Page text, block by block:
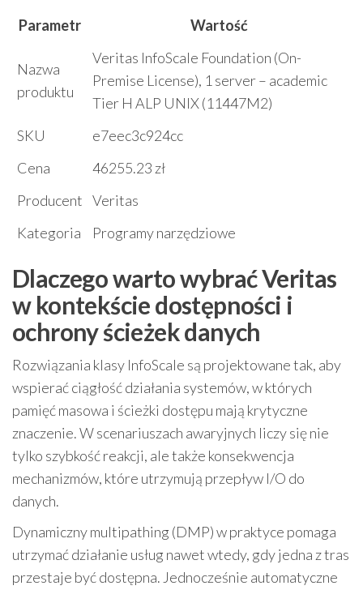
Parametr
Wartość
Nazwa
produktu
Veritas InfoScale Foundation (On-
Premise License), 1 server – academic
Tier H ALP UNIX (11447M2)
SKU
e7eec3c924cc
Cena
46255.23 zł
Producent Veritas
Kategoria
Programy narzędziowe
Dlaczego warto wybrać Veritas
w kontekście dostępności i
ochrony ścieżek danych
Rozwiązania klasy InfoScale są projektowane tak, aby
wspierać ciągłość działania systemów, w których
pamięć masowa i ścieżki dostępu mają krytyczne
znaczenie. W scenariuszach awaryjnych liczy się nie
tylko szybkość reakcji, ale także konsekwencja
mechanizmów, które utrzymują przepływ I/O do
danych.
Dynamiczny multipathing (DMP) w praktyce pomaga
utrzymać działanie usług nawet wtedy, gdy jedna z tras
przestaje być dostępna. Jednocześnie automatyczne